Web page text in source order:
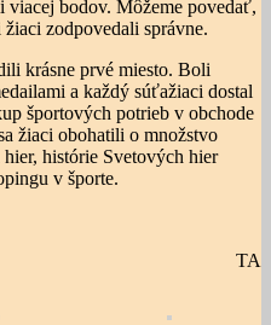
viacej bodov. Môžeme povedať,
zodpovedali správne.
krásne prvé miesto. Boli
a každý súťažiaci dostal
športových potrieb v obchode
žiaci obohatili o množstvo
histórie Svetových hier
v športe.
TA